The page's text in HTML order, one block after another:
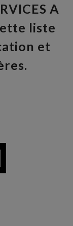
A
liste
et